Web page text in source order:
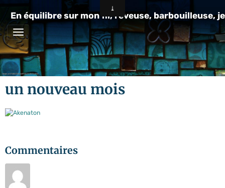
En équilibre sur mon fil, rêveuse, barbouilleuse,
un nouveau mois
Commentaires